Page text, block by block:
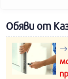
Обяви от